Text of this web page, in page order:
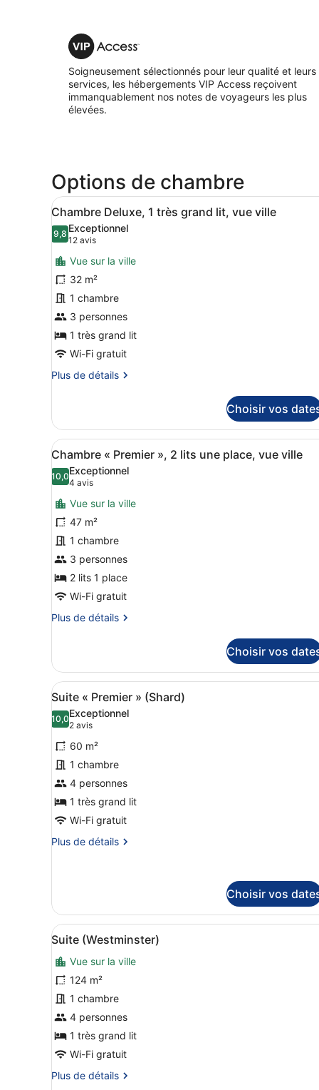
VIP
Access
Soigneusement sélectionnés pour leur qualité et leurs
services, les hébergements VIP Access reçoivent
immanquablement nos notes de voyageurs les plus
élevées.
Options de chambre
Afficher
toutes
les
photos
pour
ce
type
de
chambre :
Chambre
Deluxe,
1
grand
lit,
vue
ville
Une chambre d’hôtel
6
Chambre Deluxe, 1 très grand lit, vue ville
9,89,8 sur 10
Exceptionnel
12 avis
(12 avis)
Vue sur la ville
32 m²
1 chambre
3 personnes
1 très grand lit
Wi-Fi gratuit
Plus de détails
Plus
le
type
de
chambre
Chambre
Deluxe,
très
grand
lit,
vue
ville
Choisir vos
Afficher
toutes
les
photos
pour
ce
type
de
chambre :
Chambre
«
Premier
2
lits
une
place,
vue
ville
Un bureau moderne avec
6
Chambre « Premier », 2 lits une place, vue ville
10,010,0 sur 10
Exceptionnel
4 avis
(4 avis)
Vue sur la ville
47 m²
1 chambre
3 personnes
2 lits 1 place
Wi-Fi gratuit
Plus de détails
Plus
le
type
de
chambre
Chambre
Premier
»,
2
lits
une
place,
vue
ville
Choisir vos
Afficher
toutes
les
photos
pour
ce
type
de
chambre :
Suite
(Shard)
Une chambre d’hôtel
8
Suite « Premier » (Shard)
10,010,0 sur 10
Exceptionnel
2 avis
(2 avis)
60 m²
1 chambre
4 personnes
1 très grand lit
Wi-Fi gratuit
Plus de détails
Plus
type
de
chambre
Suite
«
Premier
»
(Shard)
Choisir vos
Afficher
toutes
les
photos
pour
ce
type
de
chambre :
Suite
Une pièce spacieuse avec
8
Suite (Westminster)
Vue sur la ville
124 m²
1 chambre
4 personnes
1 très grand lit
Wi-Fi gratuit
Plus de détails
Plus